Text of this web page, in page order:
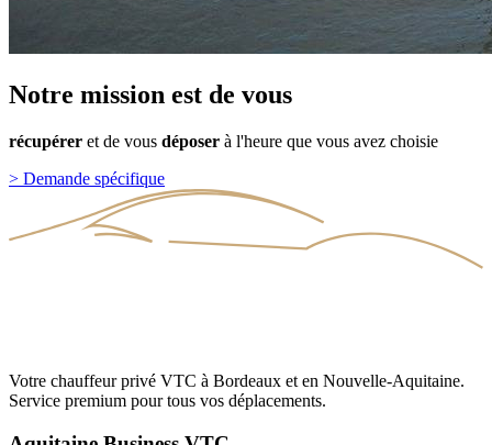
Notre mission est de vous
récupérer et de vous déposer à l'heure que vous avez choisie
> Demande spécifique
Votre chauffeur privé VTC à Bordeaux et en Nouvelle-Aquitaine.
Service premium pour tous vos déplacements.